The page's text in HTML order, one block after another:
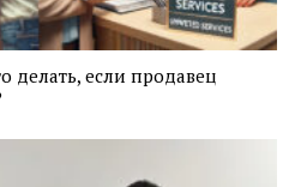
делать, если продавец